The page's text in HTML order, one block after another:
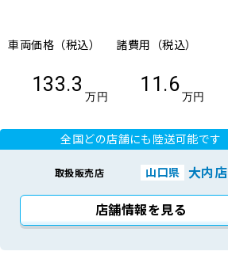
車両価格（税込）
133.3
万円
諸費用（税込）
11.6
万円
全国どの店舗にも陸送可能です
取扱販売店 山口県 大内店
店舗情報を見る